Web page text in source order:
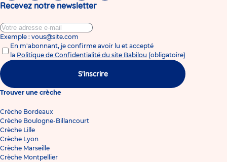
Recevez notre newsletter
Exemple : vous@site.com
En m'abonnant, je confirme avoir lu et accepté
la Politique de Confidentialité du site Babilou (obligatoire)
S'inscrire
Trouver une crèche
Crèche Bordeaux
Crèche Boulogne-Billancourt
Crèche Lille
Crèche Lyon
Crèche Marseille
Crèche Montpellier